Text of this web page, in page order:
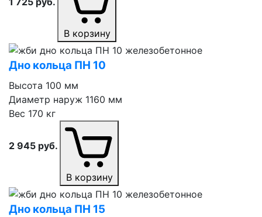
В корзину
Дно кольца ПН 10
Высота 100 мм
Диаметр наруж 1160 мм
Вес 170 кг
2 945 руб.
В корзину
Дно кольца ПН 15